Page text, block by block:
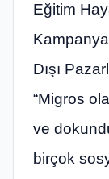
Eğitim
Dışı
“Migros
ve
birçok